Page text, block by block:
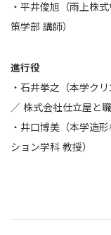
・平井俊旭（雨上株
策学部 講師）
進行役
・石井挙之（本学ク
／ 株式会社仕立屋と
・井口博美（本学造
ション学科 教授）